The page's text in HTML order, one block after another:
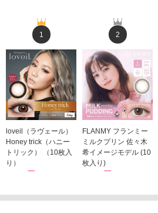
1
loveil（ラヴェール）
Honey trick（ハニー
トリック） （10枚入
り）
1,760円
2
FLANMY フランミー
ミルクプリン 佐々木
希イメージモデル (10
枚入り)
1,815円